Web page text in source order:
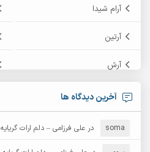
آرام شیدا
آرتین
آرش
آرش امامی
آرش دی جی 2
آخرین دیدگاه ها
soma در علی فرزامی – دلم ارات گریایه